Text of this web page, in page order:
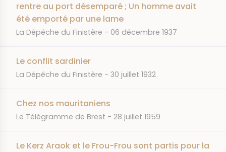
rentre au port désemparé ; Un homme avait
été emporté par une lame
JOURNAL
La Dépêche du Finistère DATE
06 décembre 1937
Le conflit sardinier
JOURNAL
La Dépêche du Finistère DATE
30 juillet 1932
Chez nos mauritaniens
JOURNAL
Le Télégramme de Brest DATE
28 juillet 1959
Le Kerz Araok et le Frou-Frou sont partis pour la